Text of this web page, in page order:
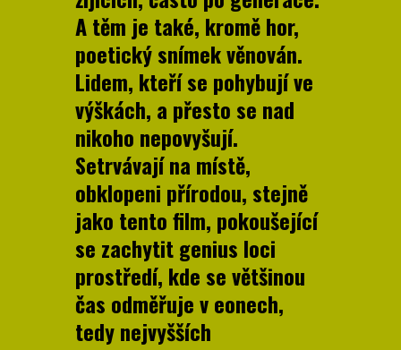
A těm je také, kromě hor,
poetický snímek věnován.
Lidem, kteří se pohybují ve
výškách, a přesto se nad
nikoho nepovyšují.
Setrvávají na místě,
obklopeni přírodou, stejně
jako tento film, pokoušející
se zachytit genius loci
prostředí, kde se většinou
čas odměřuje v eonech,
tedy nejvyšších